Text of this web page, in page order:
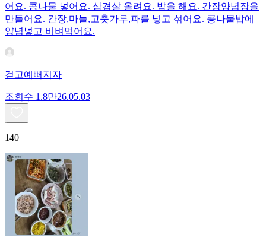
어요. 콩나물 넣어요. 삼겹살 올려요. 밥을 해요. 간장양념장을
만들어요. 간장,마늘,고춧가루,파를 넣고 섞어요. 콩나물밥에
양념넣고 비벼먹어요.
걷고예뻐지자
조회수 1.8만26.05.03
140